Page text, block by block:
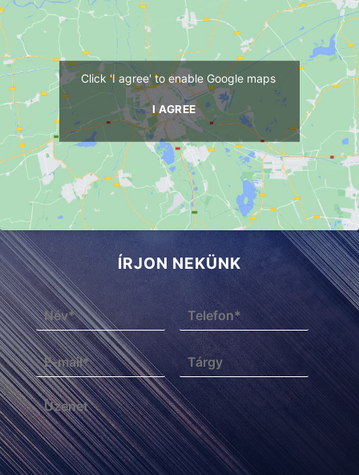
Click 'I agree' to enable Google maps
I AGREE
ÍRJON NEKÜNK